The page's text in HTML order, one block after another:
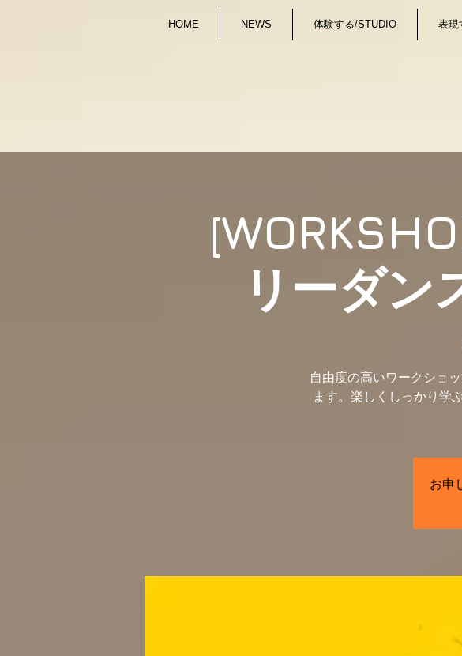
HOME NEWS 体験する/STUDIO 表現
リーダン
自由度の高いワークショ
ます。楽しくしっかり学
お申